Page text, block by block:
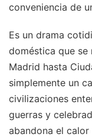
conveniencia de
Es un drama
doméstica que se
Madrid hasta
simplemente un
civilizaciones
guerras y
abandona el